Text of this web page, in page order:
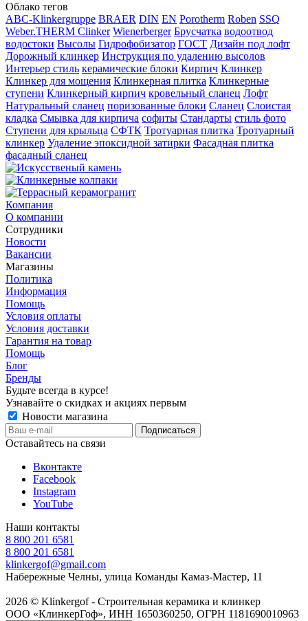
Облако тегов
ABC-Klinkergruppe BRAER DIN EN Porotherm Roben SSQ
Weber.THERM Clinker Wienerberger Брусчатка водоотвод
водостоки Высолы Гидрофобизатор ГОСТ Дизайн под лофт
Дорожный клинкер Инструкция по удалению высолов
Интерьер стиль керамические блоки Кирпич Клинкер
Клинкер для мощения Клинкерная плитка Клинкерные
ступени Клинкерный кирпич кровельный сланец Лофт
Натуральный сланец поризованные блоки Сланец Слоистая
кладка Смывка для кирпича софиты Стандарты стиль фото
Ступени для крыльца СФТК Тротуарная плитка Тротуарный
клинкер Удаление эпоксидной затирки Фасадная плитка
фасадный сланец
Компания
О компании
Сотрудники
Новости
Вакансии
Магазины
Политика
Информация
Помощь
Условия оплаты
Условия доставки
Гарантия на товар
Помощь
Блог
Бренды
Будьте всегда в курсе!
Узнавайте о скидках и акциях первым
Новости магазина
Оставайтесь на связи
Вконтакте
Facebook
Instagram
YouTube
Наши контакты
8 800 201 6581
8 800 201 6581
klinkergof@gmail.com
Набережные Челны, улица Команды Камаз-Мастер, 11
2026 © Klinkergof - Строительная керамика и клинкер
ООО «КлинкерГоф», ИНН 1650360250, ОГРН 1181690010963